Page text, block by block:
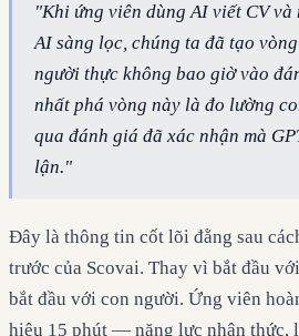
"Khi ứng viên dùng AI viết CV và
AI sàng lọc, chúng ta đã tạo
người thực không bao giờ vào
nhất phá vòng này là đo lường
qua đánh giá đã xác nhận mà
lận."
Đây là thông tin cốt lõi đằng sau
trước của Scovai. Thay vì bắt đầu
bắt đầu với con người. Ứng viên
hiệu 15 phút — năng lực nhận thức,